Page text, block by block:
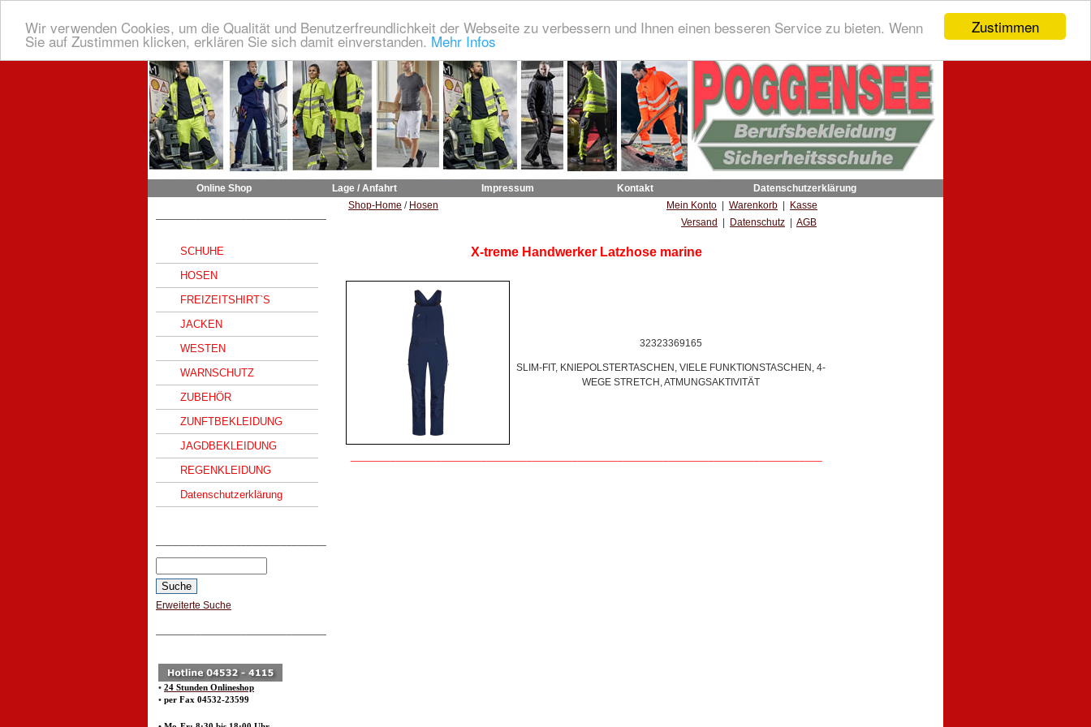
Zustimmen
Wir verwenden Cookies, um die Qualität und Benutzerfreundlichkeit der Webseite zu verbessern und Ihnen einen besseren Service zu bieten. Wenn
Sie auf Zustimmen klicken, erklären Sie sich damit einverstanden. Mehr Infos
Online Shop Lage / Anfahrt Impressum Kontakt Datenschutzerklärung
SCHUHE
HOSEN
FREIZEITSHIRT`S
JACKEN
WESTEN
WARNSCHUTZ
ZUBEHÖR
ZUNFTBEKLEIDUNG
JAGDBEKLEIDUNG
REGENKLEIDUNG
Datenschutzerklärung
Erweiterte Suche
• 24 Stunden Onlineshop
• per Fax 04532-23599
Shop-Home / Hosen Mein Konto Warenkorb
Kasse
Versand
Datenschutz AGB
X-treme Handwerker Latzhose marine
32323369165
SLIM-FIT, KNIEPOLSTERTASCHEN, VIELE FUNKTIONSTASCHEN, 4-
WEGE STRETCH, ATMUNGSAKTIVITÄT